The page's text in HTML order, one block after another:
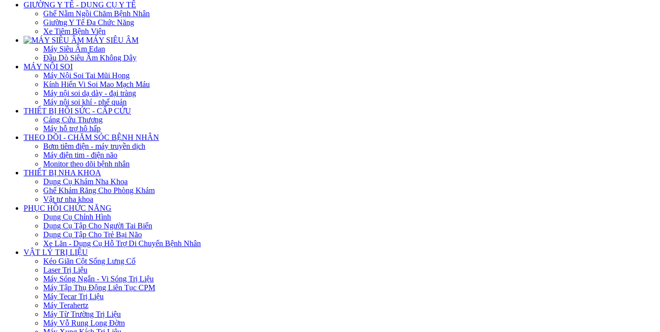
GIƯỜNG Y TẾ - DỤNG CỤ Y TẾ
Ghế Nằm Ngồi Chăm Bệnh Nhân
Giường Y Tế Đa Chức Năng
Xe Tiêm Bệnh Viện
MÁY SIÊU ÂM
Máy Siêu Âm Edan
Đầu Dò Siêu Âm Không Dây
MÁY NỘI SOI
Máy Nội Soi Tai Mũi Họng
Kính Hiển Vi Soi Mao Mạch Máu
Máy nội soi dạ dày - đại tràng
Máy nội soi khí - phế quản
THIẾT BỊ HỒI SỨC - CẤP CỨU
Cáng Cứu Thương
Máy hỗ trợ hô hấp
THEO DÕI - CHĂM SÓC BỆNH NHÂN
Bơm tiêm điện - máy truyền dịch
Máy điện tim - điện não
Monitor theo dõi bệnh nhân
THIẾT BỊ NHA KHOA
Dụng Cụ Khám Nha Khoa
Ghế Khám Răng Cho Phòng Khám
Vật tư nha khoa
PHỤC HỒI CHỨC NĂNG
Dụng Cụ Chỉnh Hình
Dụng Cụ Tập Cho Người Tai Biến
Dụng Cụ Tập Cho Trẻ Bại Não
Xe Lăn - Dụng Cụ Hỗ Trợ Di Chuyển Bệnh Nhân
VẬT LÝ TRỊ LIỆU
Kéo Giãn Cột Sống Lưng Cổ
Laser Trị Liệu
Máy Sóng Ngắn - Vi Sóng Trị Liệu
Máy Tập Thụ Động Liên Tục CPM
Máy Tecar Trị Liệu
Máy Terahertz
Máy Từ Trường Trị Liệu
Máy Vỗ Rung Long Đờm